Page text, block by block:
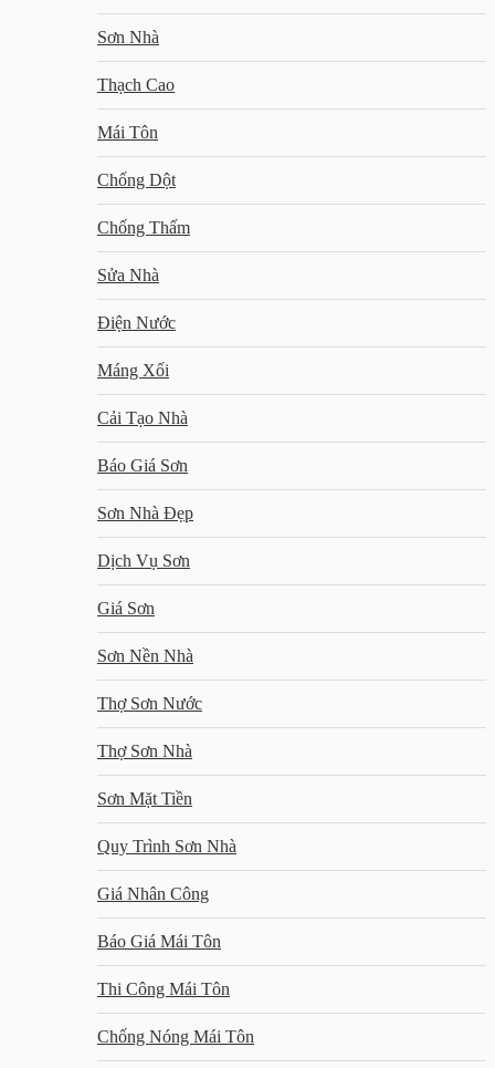
Sơn Nhà
Thạch Cao
Mái Tôn
Chống Dột
Chống Thấm
Sửa Nhà
Điện Nước
Máng Xối
Cải Tạo Nhà
Báo Giá Sơn
Sơn Nhà Đẹp
Dịch Vụ Sơn
Giá Sơn
Sơn Nền Nhà
Thợ Sơn Nước
Thợ Sơn Nhà
Sơn Mặt Tiền
Quy Trình Sơn Nhà
Giá Nhân Công
Báo Giá Mái Tôn
Thi Công Mái Tôn
Chống Nóng Mái Tôn